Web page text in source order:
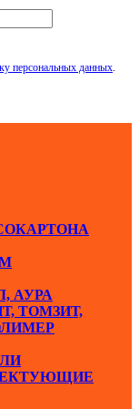
персональных данных
АУРА
ТОМЗИТ,